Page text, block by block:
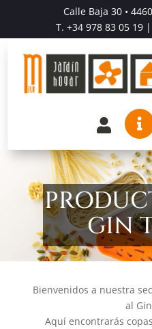
Calle Baja 30 •
T. +34 978 83 05 19|
 
GIN
Bienvenidos a nuestra
al
Aquí encontrarás